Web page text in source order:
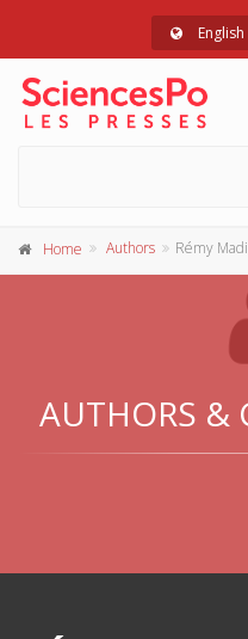
English
Home Authors Rémy
AUTHORS &